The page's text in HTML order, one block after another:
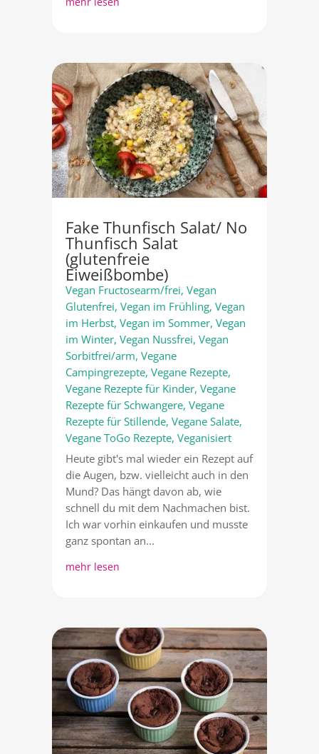
Fake Thunfisch Salat/ No
Thunfisch Salat
(glutenfreie
Eiweißbombe)
Vegan Fructosearm/frei, Vegan
Glutenfrei, Vegan im Frühling, Vegan
im Herbst, Vegan im Sommer, Vegan
im Winter, Vegan Nussfrei, Vegan
Sorbitfrei/arm, Vegane
Campingrezepte, Vegane Rezepte,
Vegane Rezepte für Kinder, Vegane
Rezepte für Schwangere, Vegane
Rezepte für Stillende, Vegane Salate,
Vegane ToGo Rezepte, Veganisiert
Heute gibt's mal wieder ein Rezept auf
die Augen, bzw. vielleicht auch in den
Mund? Das hängt davon ab, wie
schnell du mit dem Nachmachen bist.
Ich war vorhin einkaufen und musste
ganz spontan an...
mehr lesen